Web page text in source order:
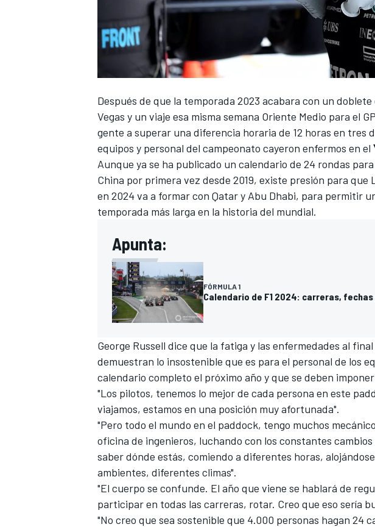
Después de que la temporada 2023 acabara con un
Vegas y un viaje esa misma semana Oriente Medio para el
gente a superar una diferencia horaria de 12 horas en tres
equipos y personal del campeonato cayeron enfermos en el
Aunque ya se ha publicado un calendario de 24 rondas
China por primera vez desde 2019, existe presión para que
en 2024 va a formar con Qatar y Abu Dhabi, para permitir
temporada más larga en la historia del mundial.
Apunta:
FÓRMULA 1
Calendario de F1 2024: carreras,
George Russell dice que la fatiga y las enfermedades al
demuestran lo insostenible que es para el personal de los
calendario completo el próximo año y que se deben
"Los pilotos, tenemos lo mejor de cada persona en este
viajamos, estamos en una posición muy afortunada".
"Pero todo el mundo en el paddock, tengo muchos
oficina de ingenieros, luchando con los constantes
saber dónde estás, comiendo a diferentes horas,
ambientes, diferentes climas".
"El cuerpo se confunde. El año que viene se hablará de
participar en todas las carreras, rotar. Creo que eso sería
"No creo que sea sostenible que 4.000 personas hagan 24